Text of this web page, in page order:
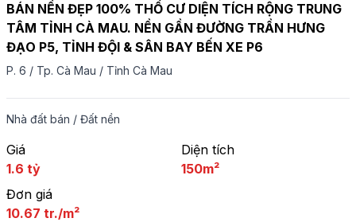
BÁN NỀN ĐẸP 100% THỔ CƯ DIỆN TÍCH RỘNG TRUNG
TÂM TỈNH CÀ MAU. NỀN GẦN ĐƯỜNG TRẦN HƯNG
ĐẠO P5, TỈNH ĐỘI & SÂN BAY BẾN XE P6
P. 6 / Tp. Cà Mau / Tỉnh Cà Mau
Nhà đất bán / Đất nền
Giá
1.6 tỷ
Diện tích
150m²
Đơn giá
10.67 tr./m²